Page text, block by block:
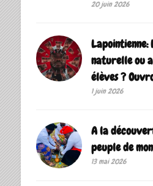
20 juin 2026
Lapointienne:
naturelle ou
élèves ?
1 juin 2026
A la
peuple de
13 mai 2026